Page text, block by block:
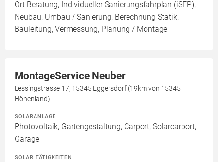
Ort Beratung, Individueller Sanierungsfahrplan (iSFP),
Neubau, Umbau / Sanierung, Berechnung Statik,
Bauleitung, Vermessung, Planung / Montage
MontageService Neuber
Lessingstrasse 17, 15345 Eggersdorf (19km von 15345
Höhenland)
SOLARANLAGE
Photovoltaik, Gartengestaltung, Carport, Solarcarport,
Garage
SOLAR TÄTIGKEITEN